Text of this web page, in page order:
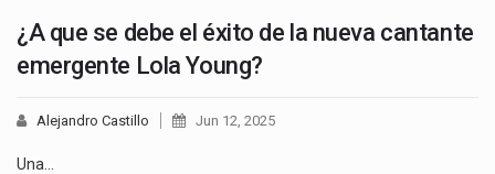
¿A que se debe el éxito de la nueva cantante
emergente Lola Young?
Alejandro Castillo Jun 12, 2025
Una…